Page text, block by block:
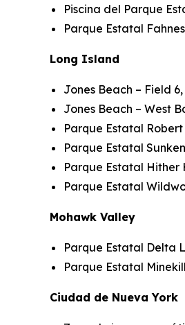
Piscina del Parque
Parque Estatal
Long Island
Jones Beach – Field
Jones Beach – West
Parque Estatal Robert
Parque Estatal
Parque Estatal Hither
Parque Estatal
Mohawk Valley
Parque Estatal Delta
Parque Estatal
Ciudad de Nueva York